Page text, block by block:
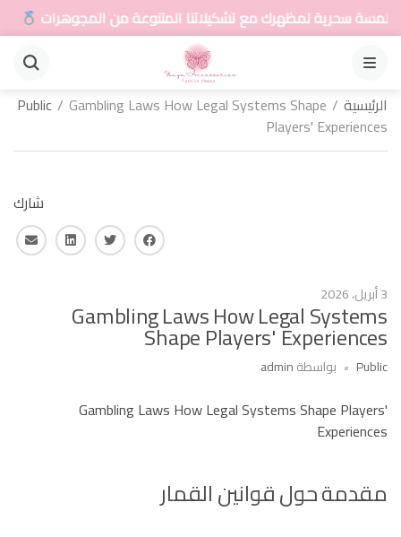
لمظهرك مع تشكيلاتنا المتنوعة من المجوهرات
القائمة
الرئيسية /
Public / Gambling Laws How Legal Systems Shape
Players' Experiences
شارك
فايس بوك
تويتر لينكـد ان
3 أبريل، 2026
Gambling Laws How Legal Systems
Shape Players' Experiences
Public بواسطةadmin
Gambling Laws How Legal Systems Shape Players'
Experiences
مقدمة حول قوانين القمار